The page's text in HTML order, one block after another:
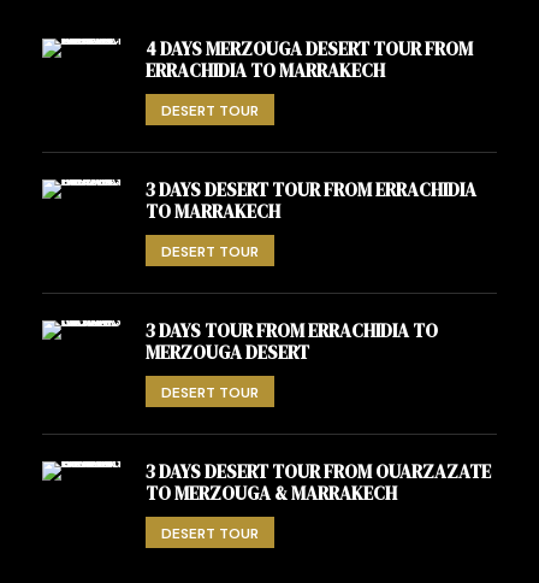
4 DAYS MERZOUGA DESERT TOUR FROM
ERRACHIDIA TO MARRAKECH
DESERT TOUR
3 DAYS DESERT TOUR FROM ERRACHIDIA
TO MARRAKECH
DESERT TOUR
3 DAYS TOUR FROM ERRACHIDIA TO
MERZOUGA DESERT
DESERT TOUR
3 DAYS DESERT TOUR FROM OUARZAZATE
TO MERZOUGA & MARRAKECH
DESERT TOUR